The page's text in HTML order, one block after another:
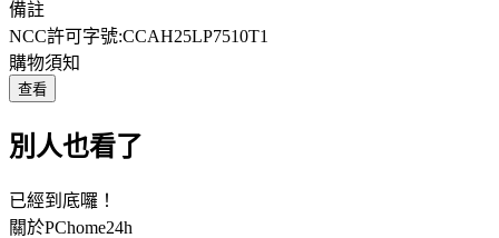
備註
NCC許可字號:CCAH25LP7510T1
購物須知
查看
別人也看了
已經到底囉！
關於PChome24h